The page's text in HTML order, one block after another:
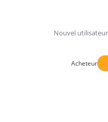
Nouvel utilisateur
Acheteur